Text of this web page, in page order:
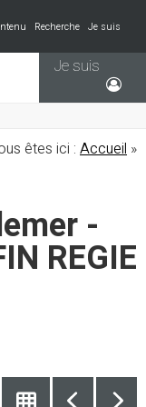
Recherche
Je suis
Je suis
êtes ici : Accueil »
-
REGIE